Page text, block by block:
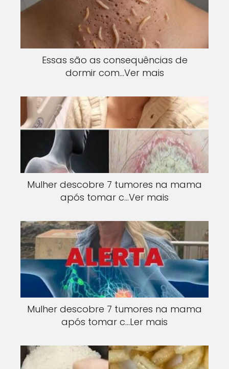
Essas são as consequências de
dormir com…Ver mais
Mulher descobre 7 tumores na mama
após tomar c…Ver mais
Mulher descobre 7 tumores na mama
após tomar c…Ler mais